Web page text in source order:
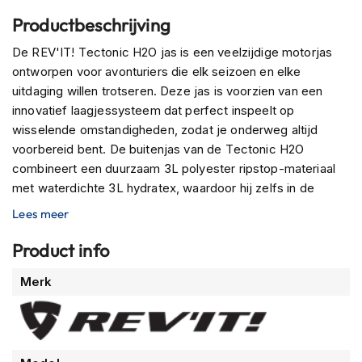
e
R
a
c
e
h
e
l
m
e
n
R
e
t
r
o
h
e
Productbeschrijving
De REV'IT! Tectonic H2O jas is een veelzijdige motorjas
ontworpen voor avonturiers die elk seizoen en elke
uitdaging willen trotseren. Deze jas is voorzien van een
innovatief laagjessysteem dat perfect inspeelt op
wisselende omstandigheden, zodat je onderweg altijd
voorbereid bent. De buitenjas van de Tectonic H2O
combineert een duurzaam 3L polyester ripstop-materiaal
met waterdichte 3L hydratex, waardoor hij zelfs in de
zwaarste regenval betrouwbaar waterdicht blijft. Voor
PWR|Shell mesh, die maximale luchtstroom biedt wanneer
in elkaar worden geritst en gecombineerd met een
baselayer of midlayer naar keuze.
De Tectonic H2O biedt niet alleen bescherming tegen de
Lees meer
Product info
Meer
Merk